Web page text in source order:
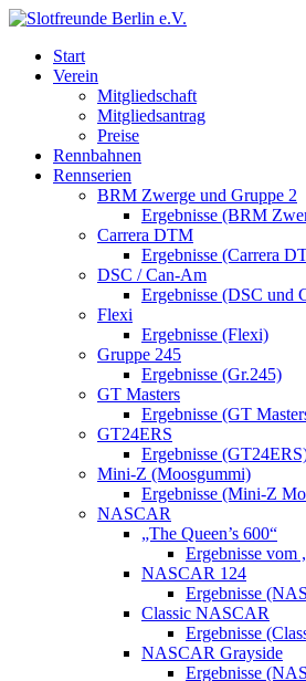
Start
Verein
Mitgliedschaft
Mitgliedsantrag
Preise
Rennbahnen
Rennserien
BRM Zwerge und Gruppe 2
Ergebnisse (BRM
Carrera DTM
Ergebnisse (Carrera
DSC / Can-Am
Ergebnisse (DSC und
Flexi
Ergebnisse (Flexi)
Gruppe 245
Ergebnisse (Gr.245)
GT Masters
Ergebnisse (GT
GT24ERS
Ergebnisse
Mini-Z (Moosgummi)
Ergebnisse (Mini-Z
NASCAR
„The Queen’s 600“
Ergebnisse vom
NASCAR 124
Ergebnisse
Classic NASCAR
Ergebnisse
NASCAR Grayside
Ergebnisse